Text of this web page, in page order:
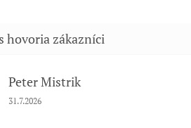
Peter Mistrik
Hodnotenie obchodu je 5 z 5 hviezdičiek.
31.7.2026